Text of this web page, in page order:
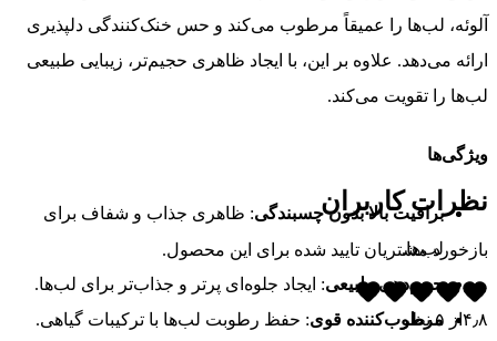
آلوئه، لب‌ها را عمیقاً مرطوب می‌کند و حس خنک‌کنندگی دلپذیری
ارائه می‌دهد. علاوه بر این، با ایجاد ظاهری حجیم‌تر، زیبایی طبیعی
لب‌ها را تقویت می‌کند.
ویژگی‌ها
براقیت بالا بدون چسبندگی: ظاهری جذاب و شفاف برای
لب‌ها.
حجم‌دهی طبیعی: ایجاد جلوه‌ای پرتر و جذاب‌تر برای لب‌ها.
مرطوب‌کننده قوی: حفظ رطوبت لب‌ها با ترکیبات گیاهی.
نظرات کاربران
بازخورد مشتریان تایید شده برای این محصول.
۴٫۸از ۵نظر